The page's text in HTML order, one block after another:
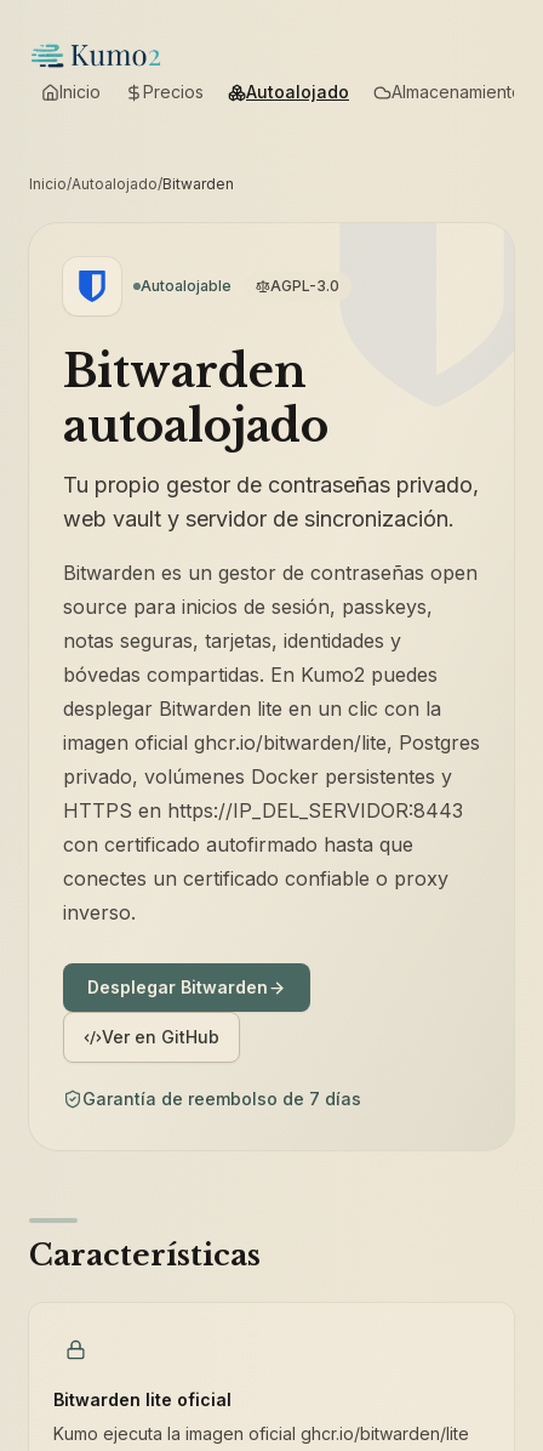
Inicio Precios Autoalojado Almacenamiento
Inicio/Autoalojado/Bitwarden
Autoalojable AGPL-3.0
Bitwarden
autoalojado
Tu propio gestor de contraseñas privado,
web vault y servidor de sincronización.
Bitwarden es un gestor de contraseñas open
source para inicios de sesión, passkeys,
notas seguras, tarjetas, identidades y
bóvedas compartidas. En Kumo2 puedes
desplegar Bitwarden lite en un clic con la
imagen oficial ghcr.io/bitwarden/lite, Postgres
privado, volúmenes Docker persistentes y
HTTPS en https://IP_DEL_SERVIDOR:8443
con certificado autofirmado hasta que
conectes un certificado confiable o proxy
inverso.
Desplegar Bitwarden
Ver en GitHub
Garantía de reembolso de 7 días
Características
Bitwarden lite oficial
Kumo ejecuta la imagen oficial ghcr.io/bitwarden/lite